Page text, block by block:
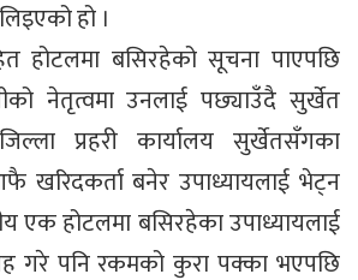
हो ।
होटलमा बसिरहेको सूचना पाएपछि
नेतृत्वमा उनलाई पछ्याउँदै सुर्खेत
प्रहरी कार्यालय सुर्खेतसँगका
खरिदकर्ता बनेर उपाध्यायलाई भेट्न
एक होटलमा बसिरहेका उपाध्यायलाई
गरे पनि रकमको कुरा पक्का भएपछि